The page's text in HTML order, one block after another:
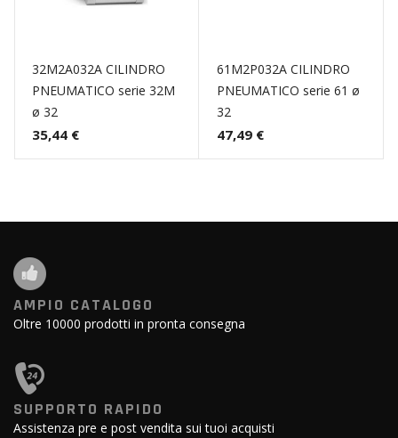
32M2A032A CILINDRO
PNEUMATICO serie 32M
ø 32
35,44 €
61M2P032A CILINDRO
PNEUMATICO serie 61 ø
32
47,49 €
AMPIO CATALOGO
Oltre 10000 prodotti in pronta consegna
SUPPORTO RAPIDO
Assistenza pre e post vendita sui tuoi acquisti